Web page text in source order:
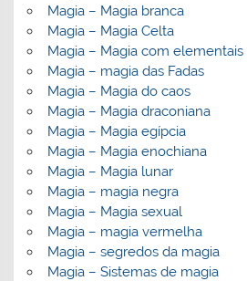
Magia – Magia branca
Magia – Magia Celta
Magia – Magia com elementais
Magia – magia das Fadas
Magia – Magia do caos
Magia – Magia draconiana
Magia – Magia egípcia
Magia – Magia enochiana
Magia – Magia lunar
Magia – magia negra
Magia – Magia sexual
Magia – magia vermelha
Magia – segredos da magia
Magia – Sistemas de magia